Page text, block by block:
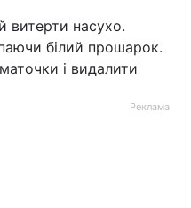
витерти насухо.
білий прошарок.
і видалити
Реклама